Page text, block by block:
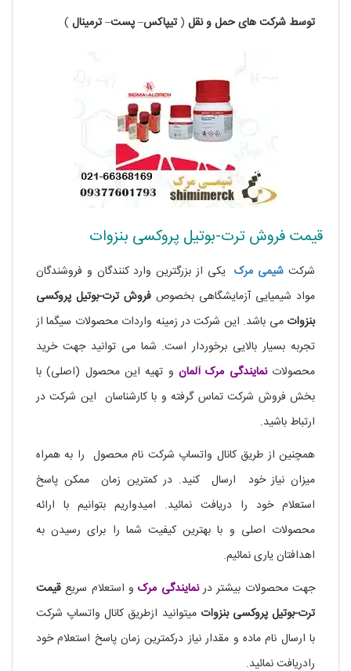
توسط شرکت هایحملونقل (تیپاکس–پست–ترمینال )
قیمت فروش ترت-بوتیل پروکسی بنزوات
شرکت شیمی مرک یکی از بزرگترین وارد کنندگان و فروشندگان
مواد شیمیایی آزمایشگاهی بخصوص فروش ترت-بوتیل پروکسی
بنزواتمی باشد. این شرکت در زمینه واردات محصولات سیگما از
تجربه بسیار بالایی برخوردار است. شما می توانید جهت خرید
محصولاتنمایندگی مرک آلمان و تهیه این محصول (اصلی) با
بخش فروش شرکت تماس گرفته و با کارشناسان این شرکت در
ارتباط باشید.
همچنین از طریق کانال واتساپ شرکت نام محصول را به همراه
میزان نیاز خود ارسال کنید. در کمترین زمان ممکن پاسخ
استعلام خود را دریافت نمائید. امیدواریم بتوانیم با ارائه
محصولات اصلی و با بهترین کیفیت شما را برای رسیدن به
اهدافتان یاری نمائیم.
جهت محصولات بیشتر درنمایندگی مرکو استعلام سریع قیمت
ترت-بوتیل پروکسی بنزواتمیتوانید ازطریق کانال واتساپ شرکت
با ارسال نام ماده و مقدار نیاز درکمترین زمان پاسخ استعلام خود
رادریافت نمائید.